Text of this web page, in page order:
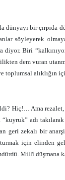
dünyayı bir
söyleyerek
Biri
dem vuran
alıklığın
Hiç!… Ama
adı
geri zekalı bir
için elinden
Millî düşmana